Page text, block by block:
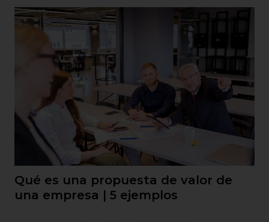
Qué es una propuesta de valor de
una empresa | 5 ejemplos